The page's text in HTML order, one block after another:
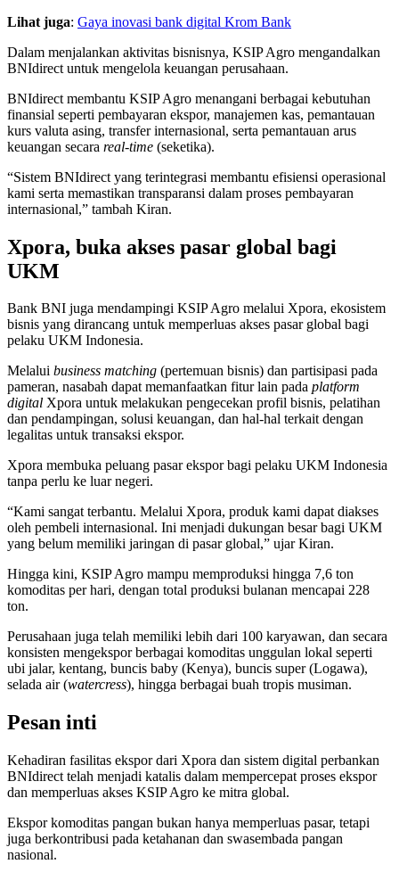
Lihat juga: Gaya inovasi bank digital Krom Bank
Dalam menjalankan aktivitas bisnisnya, KSIP Agro mengandalkan
BNIdirect untuk mengelola keuangan perusahaan.
BNIdirect membantu KSIP Agro menangani berbagai kebutuhan
finansial seperti pembayaran ekspor, manajemen kas, pemantauan
kurs valuta asing, transfer internasional, serta pemantauan arus
keuangan secara real-time (seketika).
“Sistem BNIdirect yang terintegrasi membantu efisiensi operasional
kami serta memastikan transparansi dalam proses pembayaran
internasional,” tambah Kiran.
Xpora, buka akses pasar global bagi
UKM
Bank BNI juga mendampingi KSIP Agro melalui Xpora, ekosistem
bisnis yang dirancang untuk memperluas akses pasar global bagi
pelaku UKM Indonesia.
Melalui business matching (pertemuan bisnis) dan partisipasi pada
pameran, nasabah dapat memanfaatkan fitur lain pada platform
digital Xpora untuk melakukan pengecekan profil bisnis, pelatihan
dan pendampingan, solusi keuangan, dan hal-hal terkait dengan
legalitas untuk transaksi ekspor.
Xpora membuka peluang pasar ekspor bagi pelaku UKM Indonesia
tanpa perlu ke luar negeri.
“Kami sangat terbantu. Melalui Xpora, produk kami dapat diakses
oleh pembeli internasional. Ini menjadi dukungan besar bagi UKM
yang belum memiliki jaringan di pasar global,” ujar Kiran.
Hingga kini, KSIP Agro mampu memproduksi hingga 7,6 ton
komoditas per hari, dengan total produksi bulanan mencapai 228
ton.
Perusahaan juga telah memiliki lebih dari 100 karyawan, dan secara
konsisten mengekspor berbagai komoditas unggulan lokal seperti
ubi jalar, kentang, buncis baby (Kenya), buncis super (Logawa),
selada air (watercress), hingga berbagai buah tropis musiman.
Pesan inti
Kehadiran fasilitas ekspor dari Xpora dan sistem digital perbankan
BNIdirect telah menjadi katalis dalam mempercepat proses ekspor
dan memperluas akses KSIP Agro ke mitra global.
Ekspor komoditas pangan bukan hanya memperluas pasar, tetapi
juga berkontribusi pada ketahanan dan swasembada pangan
nasional.